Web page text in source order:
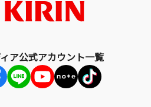
ア公式アカウント一覧